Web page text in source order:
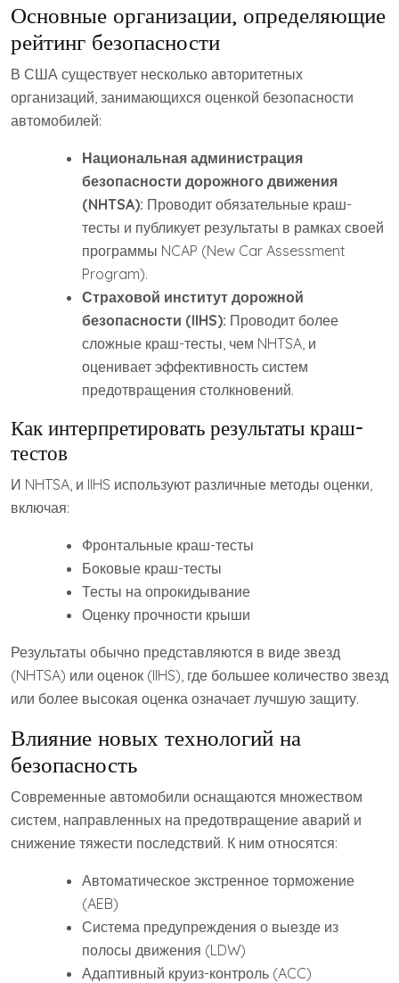
Основные организации, определяющие
рейтинг безопасности
В США существует несколько авторитетных
организаций, занимающихся оценкой безопасности
автомобилей:
Национальная администрация
безопасности дорожного движения
(NHTSA): Проводит обязательные краш-
тесты и публикует результаты в рамках своей
программы NCAP (New Car Assessment
Program).
Страховой институт дорожной
безопасности (IIHS): Проводит более
сложные краш-тесты, чем NHTSA, и
оценивает эффективность систем
предотвращения столкновений.
Как интерпретировать результаты краш-
тестов
И NHTSA, и IIHS используют различные методы оценки,
включая:
Фронтальные краш-тесты
Боковые краш-тесты
Тесты на опрокидывание
Оценку прочности крыши
Результаты обычно представляются в виде звезд
(NHTSA) или оценок (IIHS), где большее количество звезд
или более высокая оценка означает лучшую защиту.
Влияние новых технологий на
безопасность
Современные автомобили оснащаются множеством
систем, направленных на предотвращение аварий и
снижение тяжести последствий. К ним относятся:
Автоматическое экстренное торможение
(AEB)
Система предупреждения о выезде из
полосы движения (LDW)
Адаптивный круиз-контроль (ACC)